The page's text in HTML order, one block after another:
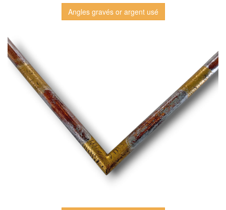
Angles gravés or argent usé